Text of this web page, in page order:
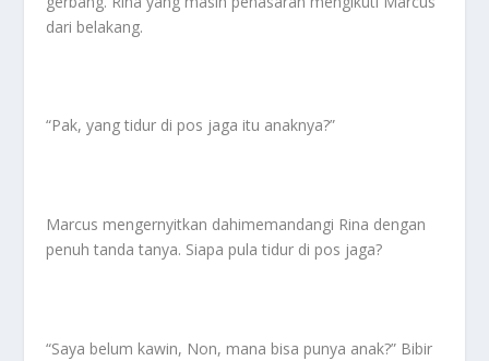
dari belakang.
“Pak, yang tidur di pos jaga itu anaknya?”
Marcus mengernyitkan dahimemandangi Rina dengan
penuh tanda tanya. Siapa pula tidur di pos jaga?
“Saya belum kawin, Non, mana bisa punya anak?” Bibir